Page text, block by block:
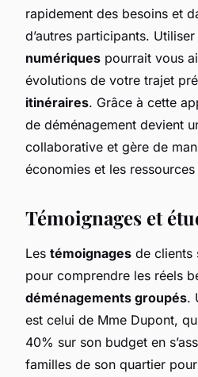
rapidement des besoins et
d’autres participants.
numériques pourrait vous
évolutions de votre trajet
itinéraires. Grâce à cette
de déménagement devient
collaborative et gère de
économies et les
Témoignages et
Les témoignages de clients
pour comprendre les réels
déménagements groupés.
est celui de Mme Dupont,
40% sur son budget en
familles de son quartier